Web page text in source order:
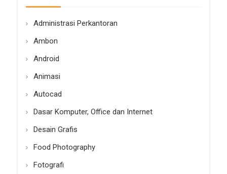
Administrasi Perkantoran
Ambon
Android
Animasi
Autocad
Dasar Komputer, Office dan Internet
Desain Grafis
Food Photography
Fotografi